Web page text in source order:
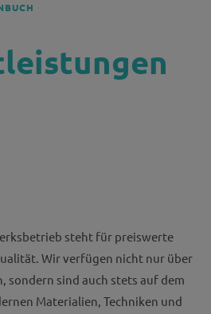
steht für preiswerte
Wir verfügen nicht nur über
sondern sind auch stets auf dem
Materialien, Techniken und